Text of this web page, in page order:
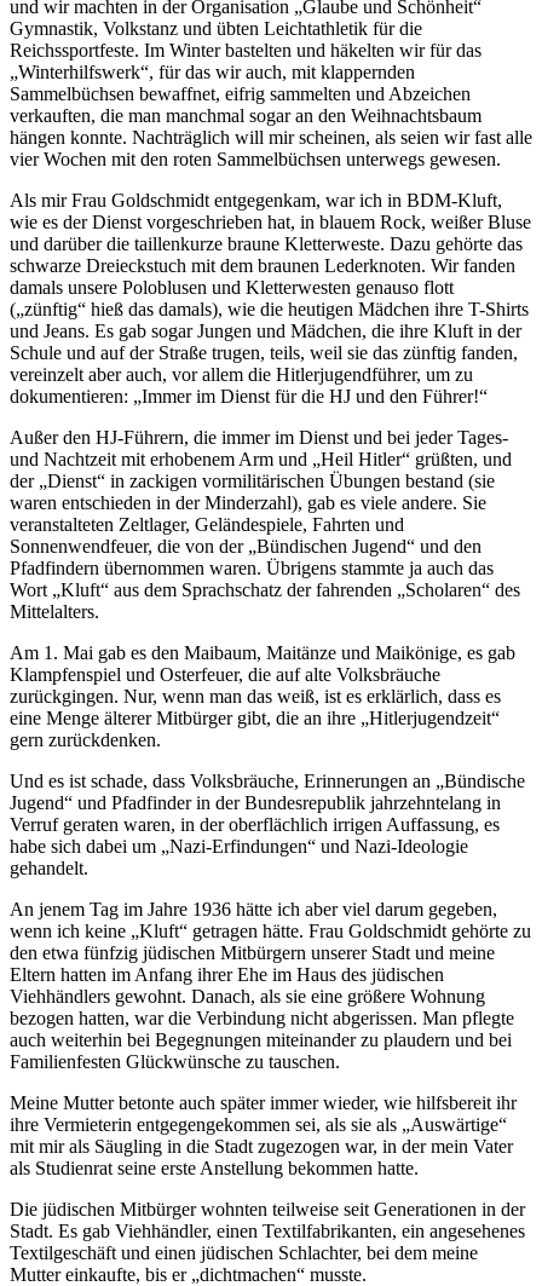
und wir machten in der Organisation
Glaube und Schönheit
Gymnastik, Volkstanz und übten Leichtathletik für die
Reichssportfeste. Im Winter bastelten und häkelten wir für das
Winterhilfswerk , für das wir auch, mit klappernden
Sammelbüchsen bewaffnet, eifrig sammelten und Abzeichen
verkauften, die man manchmal sogar an den Weihnachtsbaum
hängen konnte. Nachträglich will mir scheinen, als seien wir fast alle
vier Wochen mit den roten Sammelbüchsen unterwegs gewesen.
Als mir Frau Goldschmidt entgegenkam, war ich in BDM-Kluft,
wie es der Dienst vorgeschrieben hat, in blauem Rock, weißer Bluse
und darüber die taillenkurze braune Kletterweste. Dazu gehörte das
schwarze Dreieckstuch mit dem braunen Lederknoten. Wir fanden
damals unsere Poloblusen und Kletterwesten genauso flott
( zünftig
hieß das damals), wie die heutigen Mädchen ihre T-Shirts
und Jeans. Es gab sogar Jungen und Mädchen, die ihre Kluft in der
Schule und auf der Straße trugen, teils, weil sie das zünftig fanden,
vereinzelt aber auch, vor allem die Hitlerjugendführer, um zu
dokumentieren:
Immer im Dienst für die HJ und den Führer!
Außer den HJ-Führern, die immer im Dienst und bei jeder Tages-
und Nachtzeit mit erhobenem Arm und
Heil Hitler
grüßten, und
der Dienst
in zackigen vormilitärischen Übungen bestand (sie
waren entschieden in der Minderzahl), gab es viele andere. Sie
veranstalteten Zeltlager, Geländespiele, Fahrten und
Sonnenwendfeuer, die von der Bündischen Jugend
und den
Pfadfindern übernommen waren. Übrigens stammte ja auch das
Wort
Kluft aus dem Sprachschatz der fahrenden Scholaren
des
Mittelalters.
Am 1. Mai gab es den Maibaum, Maitänze und Maikönige, es gab
Klampfenspiel und Osterfeuer, die auf alte Volksbräuche
zurückgingen. Nur, wenn man das weiß, ist es erklärlich, dass es
eine Menge älterer Mitbürger gibt, die an ihre
Hitlerjugendzeit
gern zurückdenken.
Und es ist schade, dass Volksbräuche, Erinnerungen an
Bündische
Jugend
und Pfadfinder in der Bundesrepublik jahrzehntelang in
Verruf geraten waren, in der oberflächlich irrigen Auffassung, es
habe sich dabei um
Nazi-Erfindungen
und Nazi-Ideologie
gehandelt.
An jenem Tag im Jahre 1936 hätte ich aber viel darum gegeben,
wenn ich keine
Kluft
getragen hätte. Frau Goldschmidt gehörte zu
den etwa fünfzig jüdischen Mitbürgern unserer Stadt und meine
Eltern hatten im Anfang ihrer Ehe im Haus des jüdischen
Viehhändlers gewohnt. Danach, als sie eine größere Wohnung
bezogen hatten, war die Verbindung nicht abgerissen. Man pflegte
auch weiterhin bei Begegnungen miteinander zu plaudern und bei
Familienfesten Glückwünsche zu tauschen.
Meine Mutter betonte auch später immer wieder, wie hilfsbereit ihr
ihre Vermieterin entgegengekommen sei, als sie als
Auswärtige
mit mir als Säugling in die Stadt zugezogen war, in der mein Vater
als Studienrat seine erste Anstellung bekommen hatte.
Die jüdischen Mitbürger wohnten teilweise seit Generationen in der
Stadt. Es gab Viehhändler, einen Textilfabrikanten, ein angesehenes
Textilgeschäft und einen jüdischen Schlachter, bei dem meine
Mutter einkaufte, bis er dichtmachen
musste.